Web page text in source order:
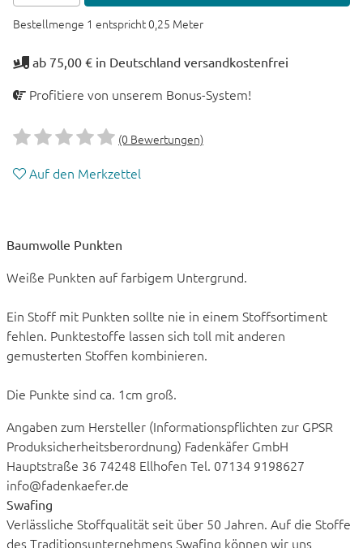
Bestellmenge 1 entspricht 0,25 Meter
ab 75,00 € in Deutschland versandkostenfrei
Profitiere von unserem Bonus-System!
(0 Bewertungen)
Auf den Merkzettel
Baumwolle Punkten
Weiße Punkten auf farbigem Untergrund.
Ein Stoff mit Punkten sollte nie in einem Stoffsortiment
fehlen. Punktestoffe lassen sich toll mit anderen
gemusterten Stoffen kombinieren.
Die Punkte sind ca. 1cm groß.
Angaben zum Hersteller (Informationspflichten zur GPSR
Produksicherheitsberordnung) Fadenkäfer GmbH
Hauptstraße 36 74248 Ellhofen Tel. 07134 9198627
info@fadenkaefer.de
Swafing
Verlässliche Stoffqualität seit über 50 Jahren. Auf die Stoffe
des Traditionsunternehmens Swafing können wir uns